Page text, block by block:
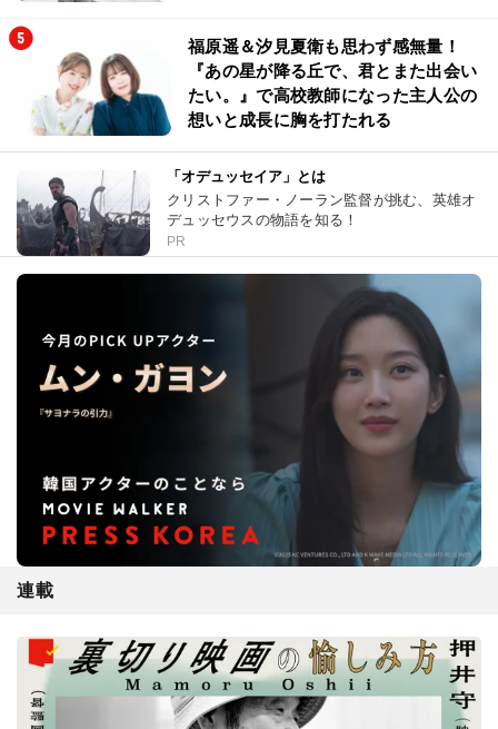
福原遥＆汐見夏衛も思わず感無量！
『あの星が降る丘で、君とまた出会い
たい。』で高校教師になった主人公の
想いと成長に胸を打たれる
「オデュッセイア」とは
クリストファー・ノーラン監督が挑む、英雄オ
デュッセウスの物語を知る！
PR
連載